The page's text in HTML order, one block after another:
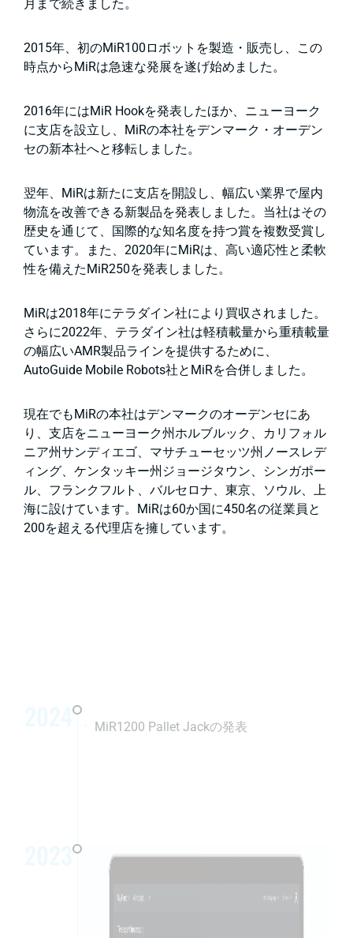
月まで続きました。
2015年、初のMiR100ロボットを製造・販売し、この
時点からMiRは急速な発展を遂げ始めました。
2016年にはMiR Hookを発表したほか、ニューヨーク
に支店を設立し、MiRの本社をデンマーク・オーデン
セの新本社へと移転しました。
翌年、MiRは新たに支店を開設し、幅広い業界で屋内
物流を改善できる新製品を発表しました。当社はその
歴史を通じて、国際的な知名度を持つ賞を複数受賞し
ています。また、2020年にMiRは、高い適応性と柔軟
性を備えたMiR250を発表しました。
MiRは2018年にテラダイン社により買収されました。
さらに2022年、テラダイン社は軽積載量から重積載量
の幅広いAMR製品ラインを提供するために、
AutoGuide Mobile Robots社とMiRを合併しました。
現在でもMiRの本社はデンマークのオーデンセにあ
り、支店をニューヨーク州ホルブルック、カリフォル
ニア州サンディエゴ、マサチューセッツ州ノースレデ
ィング、ケンタッキー州ジョージタウン、シンガポー
ル、フランクフルト、バルセロナ、東京、ソウル、上
海に設けています。MiRは60か国に450名の従業員と
200を超える代理店を擁しています。
MiR1200 Pallet Jackの発表